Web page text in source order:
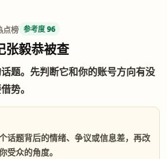
点榜 参考度 96
张毅恭被查
题。先判断它和你的账号方向有没
势。
话题背后的情绪、争议或信息差，再改
受众的角度。